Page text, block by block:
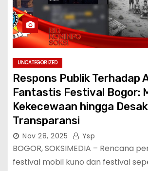
UNCATEGORIZED
Respons Publik Terhadap
Fantastis Festival Bogor:
Kekecewaan hingga
Transparansi
Nov 28, 2025 Ysp
‎BOGOR, SOKSIMEDIA – Rencana
festival mobil kuno dan festival